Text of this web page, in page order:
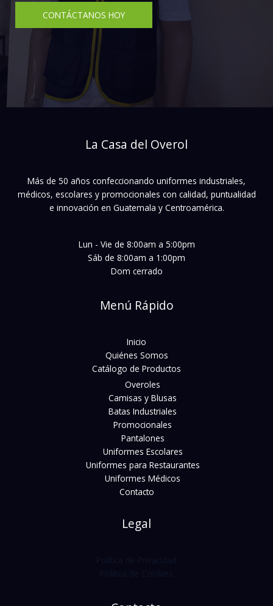
CONTÁCTANOS HOY
La Casa del Overol
Más de 50 años confeccionando uniformes industriales,
médicos, escolares y promocionales con calidad, puntualidad
e innovación en Guatemala y Centroamérica.
Lun - Vie de 8:00am a 5:00pm
Sáb de 8:00am a 1:00pm
Dom cerrado
Menú Rápido
Inicio
Quiénes Somos
Catálogo de Productos
Overoles
Camisas y Blusas
Batas Industriales
Promocionales
Pantalones
Uniformes Escolares
Uniformes para Restaurantes
Uniformes Médicos
Contacto
Legal